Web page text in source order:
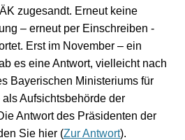
zugesandt. Erneut keine
– erneut per Einschreiben -
Erst im November – ein
es eine Antwort, vielleicht nach
Bayerischen Ministeriums für
Aufsichtsbehörde der
Antwort des Präsidenten der
Sie hier (Zur Antwort).